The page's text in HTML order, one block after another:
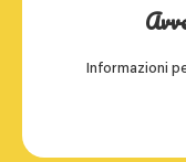
Informazioni